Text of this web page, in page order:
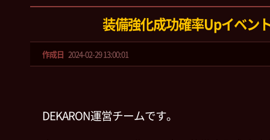
装備強化成功確率Upイベン
作成日 2024-02-29 13:00:01
DEKARON運営チームです。